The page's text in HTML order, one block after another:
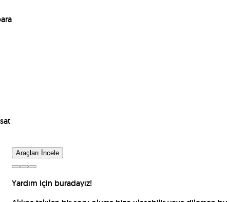
Araçları İncele
Yardım için buradayız!